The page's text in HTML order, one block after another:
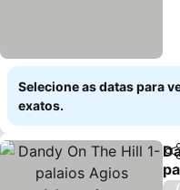
Selecione as datas para
exatos.